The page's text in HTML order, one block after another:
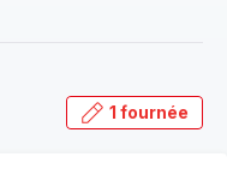
1 fournée